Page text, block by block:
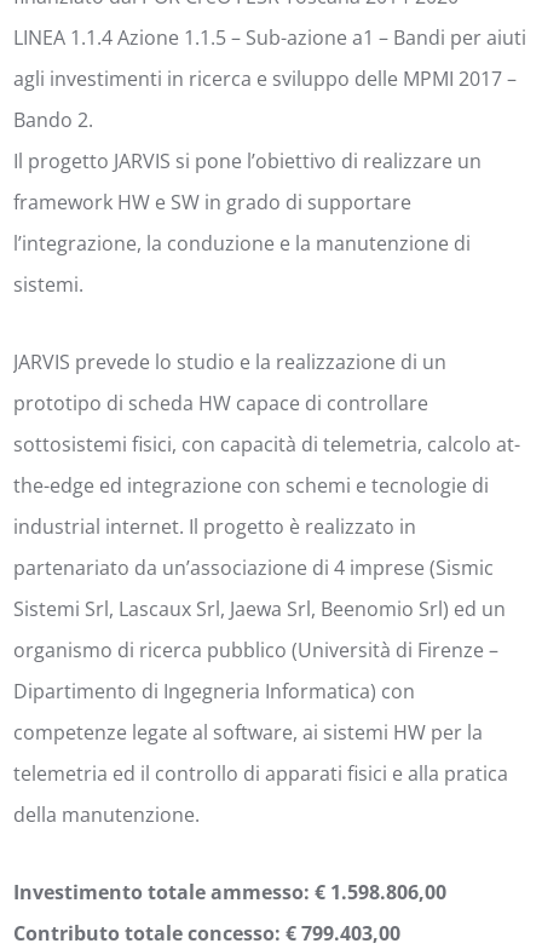
LINEA 1.1.4 Azione 1.1.5 – Sub-azione a1 – Bandi per aiuti
agli investimenti in ricerca e sviluppo delle MPMI 2017 –
Bando 2.
Il progetto JARVIS si pone l’obiettivo di realizzare un
framework HW e SW in grado di supportare
l’integrazione, la conduzione e la manutenzione di
sistemi.
JARVIS prevede lo studio e la realizzazione di un
prototipo di scheda HW capace di controllare
sottosistemi fisici, con capacità di telemetria, calcolo at-
the-edge ed integrazione con schemi e tecnologie di
industrial internet. Il progetto è realizzato in
partenariato da un’associazione di 4 imprese (Sismic
Sistemi Srl, Lascaux Srl, Jaewa Srl, Beenomio Srl) ed un
organismo di ricerca pubblico (Università di Firenze –
Dipartimento di Ingegneria Informatica) con
competenze legate al software, ai sistemi HW per la
telemetria ed il controllo di apparati fisici e alla pratica
della manutenzione.
Investimento totale ammesso: € 1.598.806,00
Contributo totale concesso: € 799.403,00